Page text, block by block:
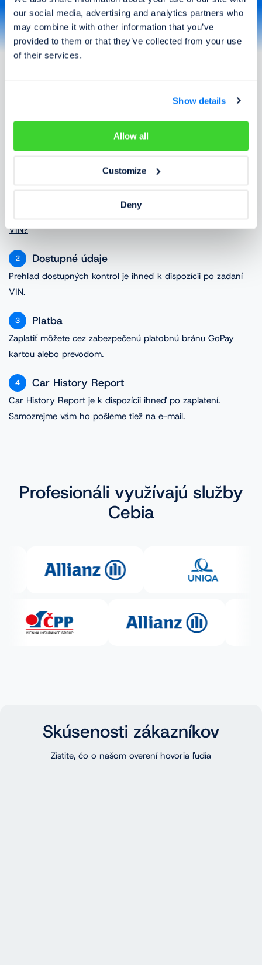
our social media, advertising and analytics partners who
may combine it with other information that you’ve
provided to them or that they’ve collected from your use
of their services.
Show details
Allow all
Customize
Deny
Francúzsko
Chorvátsko
Taliansko
Kanada
Kosovo
Litva
Lotyšsko
Luxembursko
Maďarsko
Rakúsko
Slovinsko
USA
Viac
Ako to funguje?
VIN je unikátne rodné číslo každého vozidla. Nájdete ho v
VIN?
2 Dostupné údaje
Prehľad dostupných kontrol je ihneď k dispozícii po zadaní
VIN.
3 Platba
Zaplatiť môžete cez zabezpečenú platobnú bránu GoPay
kartou alebo prevodom.
4 Car History Report
Car History Report je k dispozícii ihneď po zaplatení.
Samozrejme vám ho pošleme tiež na e-mail.
Profesionáli využívajú služby
Cebia
Skúsenosti zákazníkov
Zistite, čo o našom overení hovoria ľudia